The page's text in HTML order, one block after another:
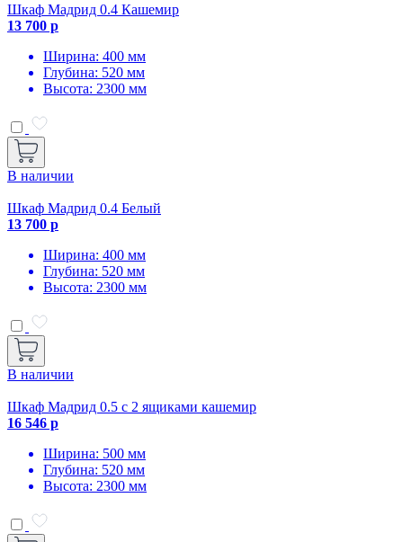
Шкаф Мадрид 0.4 Кашемир
13 700 р
Ширина: 400 мм
Глубина: 520 мм
Высота: 2300 мм
В наличии
Шкаф Мадрид 0.4 Белый
13 700 р
Ширина: 400 мм
Глубина: 520 мм
Высота: 2300 мм
В наличии
Шкаф Мадрид 0.5 с 2 ящиками кашемир
16 546 р
Ширина: 500 мм
Глубина: 520 мм
Высота: 2300 мм